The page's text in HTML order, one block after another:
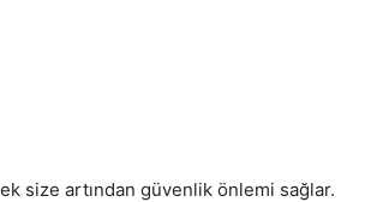
size artından güvenlik önlemi sağlar.